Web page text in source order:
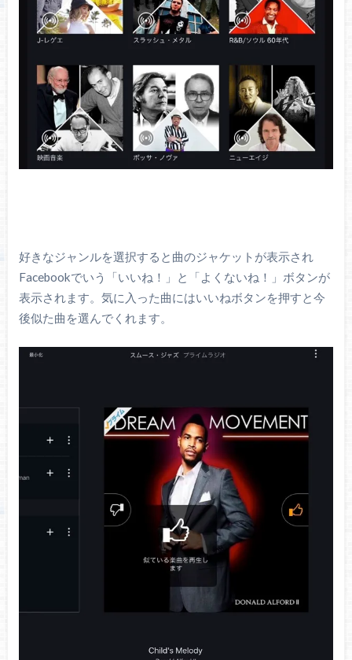
好きなジャンルを選択すると曲のジャケットが表示され
Facebookでいう「いいね！」と「よくないね！」ボタンが
表示されます。気に入った曲にはいいねボタンを押すと今
後似た曲を選んでくれます。